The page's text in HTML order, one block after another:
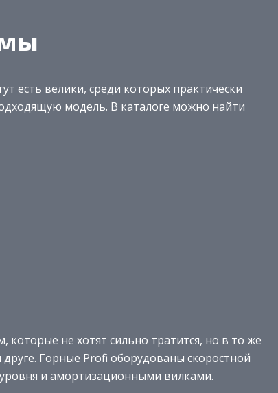
есть велики, среди которых практически
модель. В каталоге можно найти
не хотят сильно тратится, но в то же
Горные Profi оборудованы скоростной
и амортизационными вилками.